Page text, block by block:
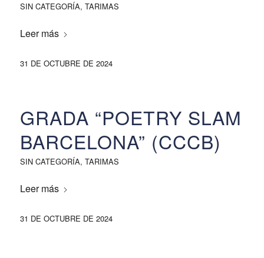
SIN CATEGORÍA, TARIMAS
Leer más
31 DE OCTUBRE DE 2024
GRADA “POETRY SLAM
BARCELONA” (CCCB)
SIN CATEGORÍA, TARIMAS
Leer más
31 DE OCTUBRE DE 2024